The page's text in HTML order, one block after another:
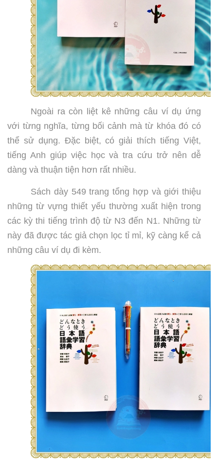
Ngoài ra còn liệt kê những câu ví dụ ứng
với từng nghĩa, từng bối cảnh mà từ khóa đó có
thể sử dụng. Đặc biệt, có giải thích tiếng Việt,
tiếng Anh giúp việc học và tra cứu trở nên dễ
dàng và thuận tiện hơn rất nhiều.
Sách dày 549 trang tổng hợp và giới thiệu
những từ vựng thiết yếu thường xuất hiện trong
các kỳ thi tiếng trình độ từ N3 đến N1. Những từ
này đã được tác giả chọn lọc tỉ mỉ, kỹ càng kể cả
những câu ví dụ đi kèm.